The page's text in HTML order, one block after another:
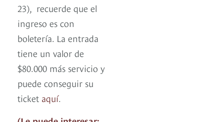
23), recuerde que el
ingreso es con
boletería. La entrada
tiene un valor de
$80.000 más servicio y
puede conseguir su
ticket aquí.